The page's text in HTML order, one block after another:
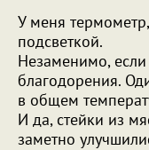
У меня
подсветкой.
Незаменимо,
благодорения.
в общем
И да, стейки из
заметно